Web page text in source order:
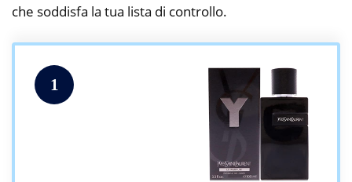
che soddisfa la tua lista di controllo.
1